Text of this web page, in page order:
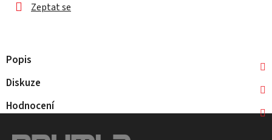
Zeptat se
Popis
Diskuze
Hodnocení